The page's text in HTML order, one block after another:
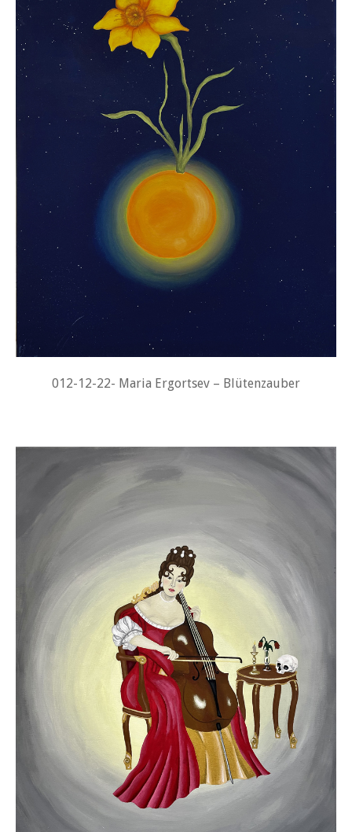
012-12-22- Maria Ergortsev – Blütenzauber